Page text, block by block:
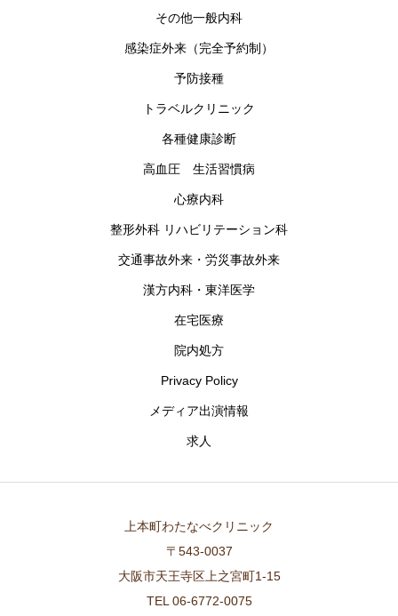
その他一般内科
感染症外来（完全予約制）
予防接種
トラベルクリニック
各種健康診断
高血圧 生活習慣病
心療内科
整形外科 リハビリテーション科
交通事故外来・労災事故外来
漢方内科・東洋医学
在宅医療
院内処方
Privacy Policy
メディア出演情報
求人
上本町わたなべクリニック
〒543-0037
大阪市天王寺区上之宮町1-15
TEL 06-6772-0075